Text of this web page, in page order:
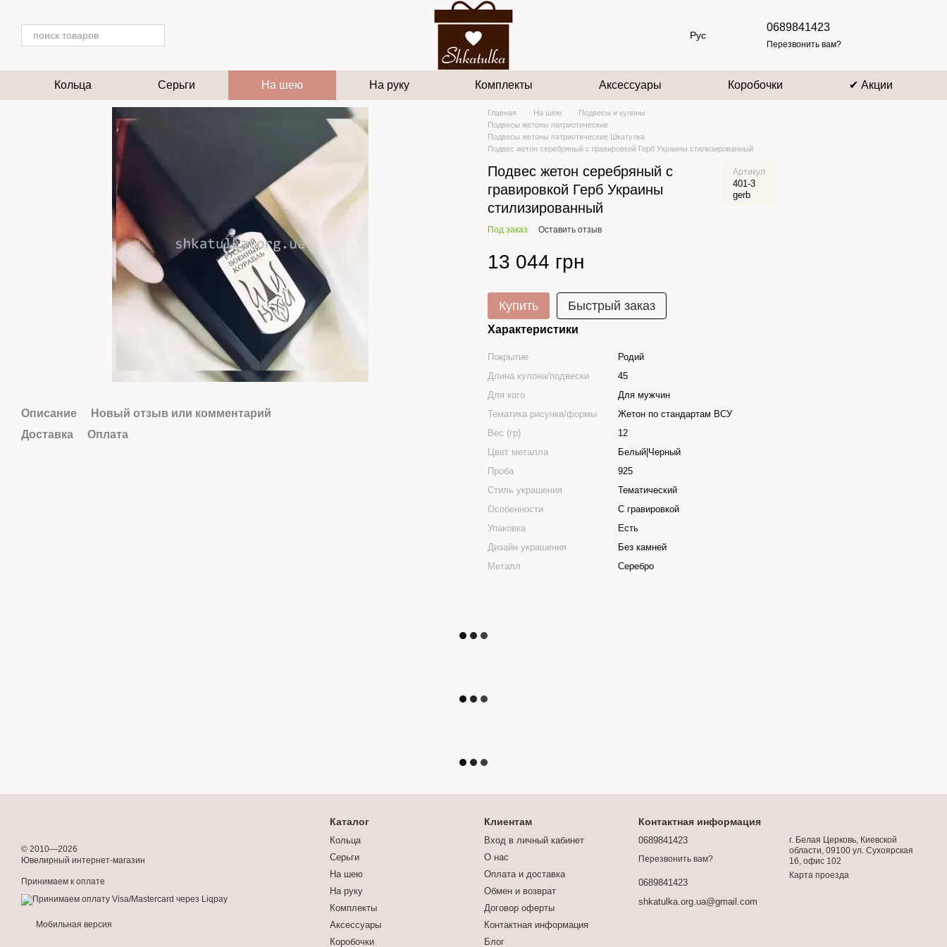
Рус
0689841423
Перезвонить вам?
Кольца Серьги На шею На руку Комплекты Аксессуары Коробочки ✔ Акции
Описание
Новый отзыв или комментарий
Доставка
Оплата
Главная На шею
Подвесы и кулоны
Подвесы жетоны патриотические
Подвесы жетоны патриотические Шкатулка
Подвес жетон серебряный с гравировкой Герб Украины стилизированный
Подвес жетон серебряный с
гравировкой Герб Украины
стилизированный
Артикул
401-3
gerb
Под заказ Оставить отзыв
13 044 грн
Купить Быстрый заказ
Характеристики
Покрытие
Родий
Длина кулона/подвески
45
Для кого
Для мужчин
Тематика рисунка/формы
Жетон по стандартам ВСУ
Вес (гр)
12
Цвет металла
Белый|Черный
Проба
925
Стиль украшения
Тематический
Особенности
С гравировкой
Упаковка
Есть
Дизайн украшения
Без камней
Металл
Серебро
© 2010—2026
Ювелирный интернет-магазин
Принимаем к оплате
Мобильная версия
Каталог
Кольца
Серьги
На шею
На руку
Комплекты
Аксессуары
Коробочки
Клиентам
Вход в личный кабинет
О нас
Оплата и доставка
Обмен и возврат
Договор оферты
Контактная информация
Блог
Контактная информация
0689841423
Перезвонить вам?
0689841423
shkatulka.org.ua@gmail.com
г. Белая Церковь, Киевской
области, 09100 ул. Сухоярская
16, офис 102
Карта проезда